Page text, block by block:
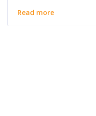
Read more